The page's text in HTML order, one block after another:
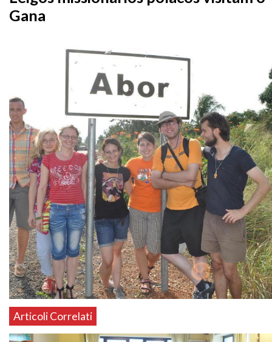
Gana
Articoli Correlati